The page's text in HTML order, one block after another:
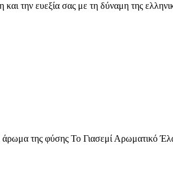
την ευεξία σας με τη δύναμη της
της φύσης Το Γιασεμί Αρωματικό